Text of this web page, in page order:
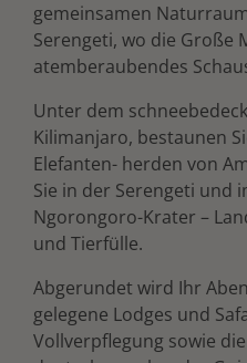
gemeinsamen
Serengeti, wo die Große
atemberaubendes
Unter dem
Kilimanjaro, bestaunen
Elefanten- herden von
Sie in der Serengeti und
Ngorongoro-Krater –
und Tierfülle.
Abgerundet wird Ihr
gelegene Lodges und
Vollverpflegung sowie